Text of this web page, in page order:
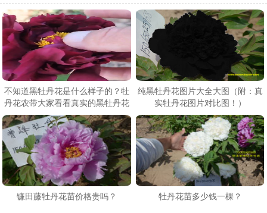
不知道黑牡丹花是什么样子的？牡
丹花农带大家看看真实的黑牡丹花
什么样！
纯黑牡丹花图片大全大图（附：真
实牡丹花图片对比图！）
镰田藤牡丹花苗价格贵吗？ 牡丹花苗多少钱一棵？